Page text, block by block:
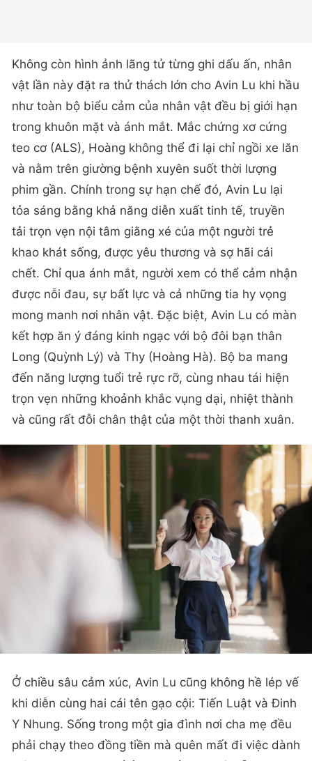
Không còn hình ảnh lãng tử từng ghi dấu ấn, nhân
vật lần này đặt ra thử thách lớn cho Avin Lu khi hầu
như toàn bộ biểu cảm của nhân vật đều bị giới hạn
trong khuôn mặt và ánh mắt. Mắc chứng xơ cứng
teo cơ (ALS), Hoàng không thể đi lại chỉ ngồi xe lăn
và nằm trên giường bệnh xuyên suốt thời lượng
phim gần. Chính trong sự hạn chế đó, Avin Lu lại
tỏa sáng bằng khả năng diễn xuất tinh tế, truyền
tải trọn vẹn nội tâm giằng xé của một người trẻ
khao khát sống, được yêu thương và sợ hãi cái
chết. Chỉ qua ánh mắt, người xem có thể cảm nhận
được nỗi đau, sự bất lực và cả những tia hy vọng
mong manh nơi nhân vật. Đặc biệt, Avin Lu có màn
kết hợp ăn ý đáng kinh ngạc với bộ đôi bạn thân
Long (Quỳnh Lý) và Thy (Hoàng Hà). Bộ ba mang
đến năng lượng tuổi trẻ rực rỡ, cùng nhau tái hiện
trọn vẹn những khoảnh khắc vụng dại, nhiệt thành
và cũng rất đỗi chân thật của một thời thanh xuân.
Ở chiều sâu cảm xúc, Avin Lu cũng không hề lép vế
khi diễn cùng hai cái tên gạo cội: Tiến Luật và Đinh
Y Nhung. Sống trong một gia đình nơi cha mẹ đều
phải chạy theo đồng tiền mà quên mất đi việc dành